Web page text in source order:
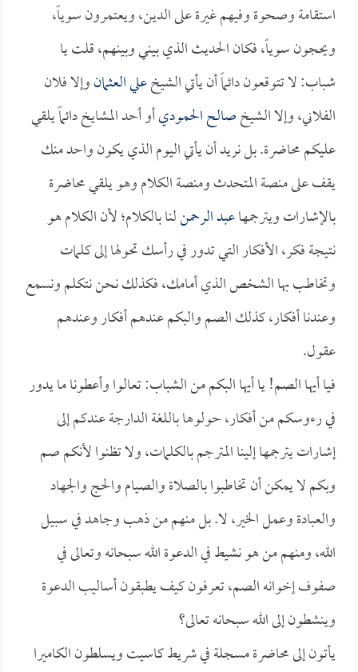
استقامة وصحوة وفيهم غيرة على الدين، ويعتمرون سوياً،
ويحجون سوياً، فكان الحديث الذي بيني وبينهم، قلت يا
شباب: لا تتوقعون دائماً أن يأتي الشيخعلي العثمانوإلا فلان
الفلاني، وإلا الشيخصالح الحموديأو أحد المشايخ دائماً يلقي
عليكم محاضرة. بل نريد أن يأتي اليوم الذي يكون واحد منك
يقف على منصة المتحدث ومنصة الكلام وهو يلقي محاضرة
بالإشارات ويترجمهاعبد الرحمنلنا بالكلام؛ لأن الكلام هو
نتيجة فكر، الأفكار التي تدور في رأسك تحولها إلى كلمات
وتخاطب بها الشخص الذي أمامك، فكذلك نحن نتكلم ونسمع
وعندنا أفكار، كذلك الصم والبكم عندهم أفكار وعندهم
عقول.
فيا أيها الصم! يا أيها البكم من الشباب: تعالوا وأعطونا ما يدور
في رءوسكم من أفكار، حولوها باللغة الدارجة عندكم إلى
إشارات يترجمها إلينا المترجم بالكلمات، ولا تظنوا لأنكم صم
وبكم لا يمكن أن تخاطبوا بالصلاة والصيام والحج والجهاد
والعبادة وعمل الخير، لا. بل منهم من ذهب وجاهد في سبيل
الله، ومنهم من هو نشيط في الدعوة الله سبحانه وتعالى في
صفوف إخوانه الصم، تعرفون كيف يطبقون أساليب الدعوة
وينشطون إلى الله سبحانه تعالى؟
يأتون إلى محاضرة مسجلة في شريط كاسيت ويسلطون الكاميرا